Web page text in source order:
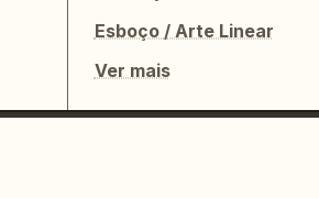
Esboço / Arte Linear
Ver mais